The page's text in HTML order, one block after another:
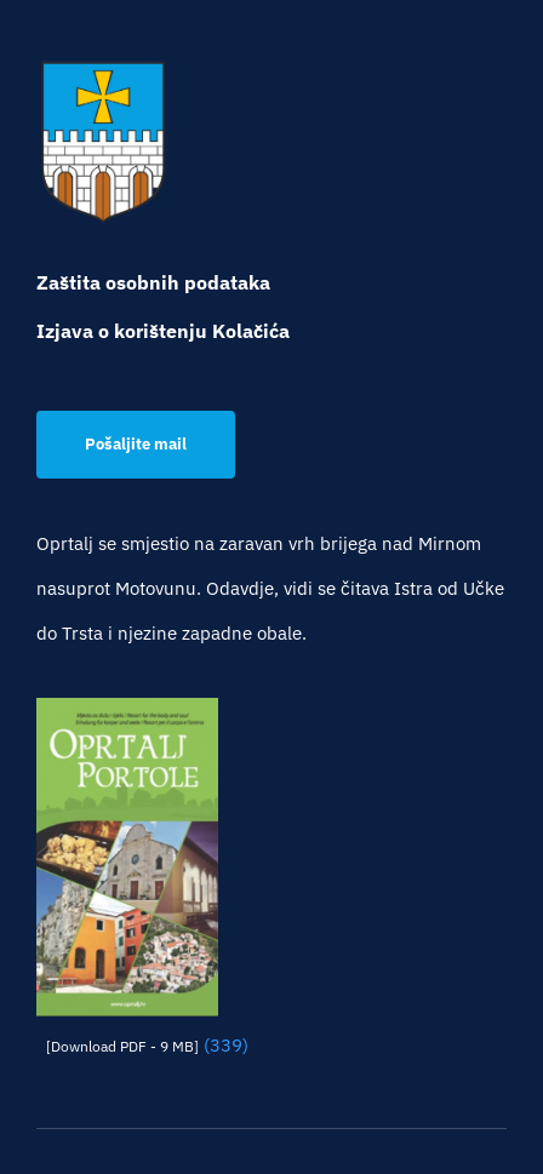
Zaštita osobnih podataka
Izjava o korištenju Kolačića
Pošaljite mail
Oprtalj se smjestio na zaravan vrh brijega nad Mirnom
nasuprot Motovunu. Odavdje, vidi se čitava Istra od Učke
do Trsta i njezine zapadne obale.
[Download PDF - 9 MB] (339)